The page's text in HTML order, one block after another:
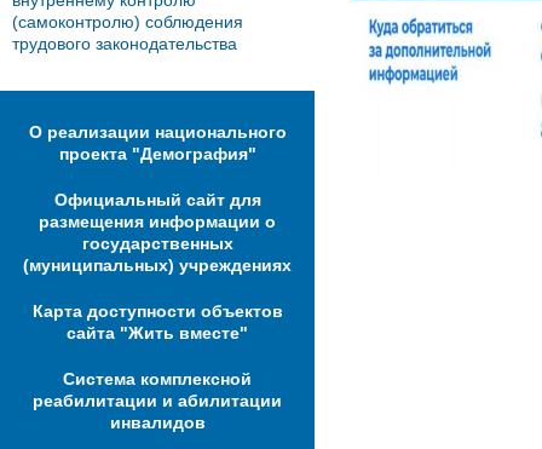
(самоконтролю) соблюдения
трудового законодательства
О реализации национального
проекта "Демография"
Официальный сайт для
размещения информации о
государственных
(муниципальных) учреждениях
Карта доступности объектов
сайта "Жить вместе"
Система комплексной
реабилитации и абилитации
инвалидов